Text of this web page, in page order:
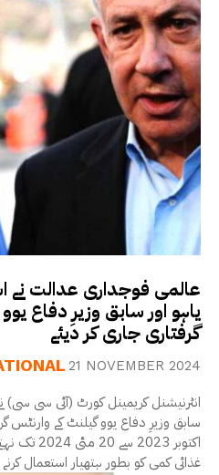
عالمی فوجداری عدالت نے
یاہو اور سابق وزیرِ دفاع
گرفتاری جاری کر دیئے
21 NOVEMBER 2024
انٹرنیشنل کریمینل کورٹ (آئی سی سی)
اکتوبر
غذائی کمی کو بطور ہتھیار استعمال کرنے